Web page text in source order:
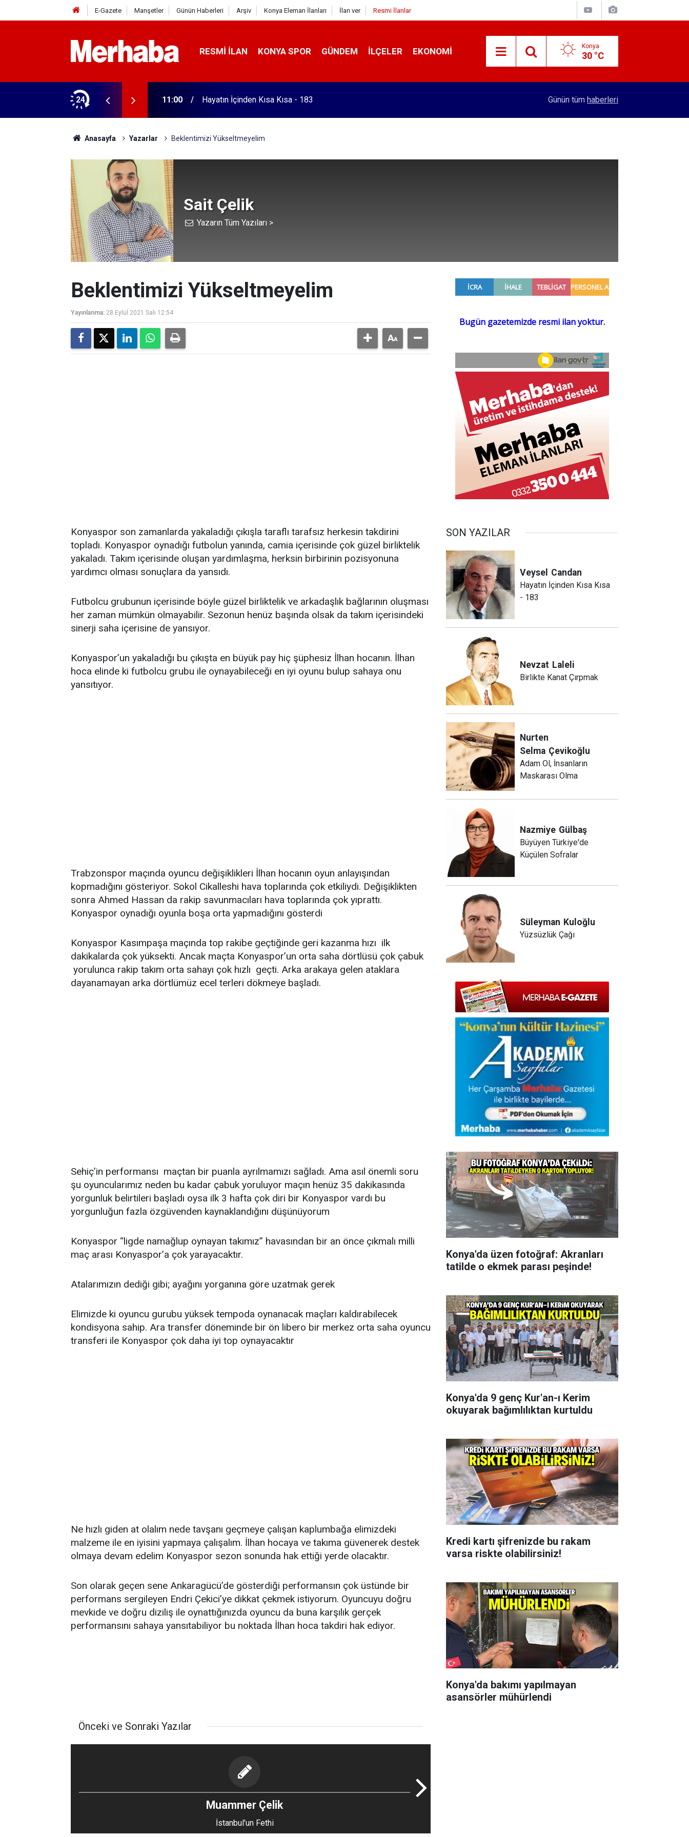
E-Gazete Manşetler Günün Haberleri Arşiv Konya Eleman İlanları İlan ver Resmi İlanlar
RESMI İLAN KONYA SPOR GÜNDEM İLÇELER EKONOMI Konya
30 °C
24
riskte olabilirsiniz! 11:00 Hayatın İçinden Kısa Kısa - 183 Konya'da bakımı yapılmayan asansörler
Günün tüm haberleri
Anasayfa Yazarlar Beklentimizi Yükseltmeyelim
Sait Çelik
Yazarın Tüm Yazıları >
Beklentimizi Yükseltmeyelim
Yayınlanma: 28 Eylül 2021 Salı 12:54
Konyaspor son zamanlarda yakaladığı çıkışla taraflı tarafsız herkesin takdirini
topladı. Konyaspor oynadığı futbolun yanında, camia içerisinde çok güzel birliktelik
yakaladı. Takım içerisinde oluşan yardımlaşma, herksin birbirinin pozisyonuna
yardımcı olması sonuçlara da yansıdı.
Futbolcu grubunun içerisinde böyle güzel birliktelik ve arkadaşlık bağlarının oluşması
her zaman mümkün olmayabilir. Sezonun henüz başında olsak da takım içerisindeki
sinerji saha içerisine de yansıyor.
Konyaspor’un yakaladığı bu çıkışta en büyük pay hiç şüphesiz İlhan hocanın. İlhan
hoca elinde ki futbolcu grubu ile oynayabileceği en iyi oyunu bulup sahaya onu
yansıtıyor.
Trabzonspor maçında oyuncu değişiklikleri İlhan hocanın oyun anlayışından
kopmadığını gösteriyor. Sokol Cikalleshi hava toplarında çok etkiliydi. Değişiklikten
sonra Ahmed Hassan da rakip savunmacıları hava toplarında çok yıprattı.
Konyaspor oynadığı oyunla boşa orta yapmadığını gösterdi
Konyaspor Kasımpaşa maçında top rakibe geçtiğinde geri kazanma hızı ilk
dakikalarda çok yüksekti. Ancak maçta Konyaspor’un orta saha dörtlüsü çok çabuk
yorulunca rakip takım orta sahayı çok hızlı geçti. Arka arakaya gelen ataklara
dayanamayan arka dörtlümüz ecel terleri dökmeye başladı.
Sehiç’in performansı maçtan bir puanla ayrılmamızı sağladı. Ama asıl önemli soru
şu oyuncularımız neden bu kadar çabuk yoruluyor maçın henüz 35 dakikasında
yorgunluk belirtileri başladı oysa ilk 3 hafta çok diri bir Konyaspor vardı bu
yorgunluğun fazla özgüvenden kaynaklandığını düşünüyorum
Konyaspor “ligde namağlup oynayan takımız” havasından bir an önce çıkmalı milli
maç arası Konyaspor’a çok yarayacaktır.
Atalarımızın dediği gibi; ayağını yorganına göre uzatmak gerek
Elimizde ki oyuncu gurubu yüksek tempoda oynanacak maçları kaldırabilecek
kondisyona sahip. Ara transfer döneminde bir ön libero bir merkez orta saha oyuncu
transferi ile Konyaspor çok daha iyi top oynayacaktır
Ne hızlı giden at olalım nede tavşanı geçmeye çalışan kaplumbağa elimizdeki
malzeme ile en iyisini yapmaya çalışalım. İlhan hocaya ve takıma güvenerek destek
olmaya devam edelim Konyaspor sezon sonunda hak ettiği yerde olacaktır.
Son olarak geçen sene Ankaragücü’de gösterdiği performansın çok üstünde bir
performans sergileyen Endri Çekici’ye dikkat çekmek istiyorum. Oyuncuyu doğru
mevkide ve doğru diziliş ile oynattığınızda oyuncu da buna karşılık gerçek
performansını sahaya yansıtabiliyor bu noktada İlhan hoca takdiri hak ediyor.
Önceki ve Sonraki Yazılar
Muammer Çelik
İstanbul'un Fethi
SON YAZILAR
Veysel Candan
Hayatın İçinden Kısa Kısa
- 183
Nevzat Laleli
Birlikte Kanat Çırpmak
Nurten
Selma Çevikoğlu
Adam Ol, İnsanların
Maskarası Olma
Nazmiye Gülbaş
Büyüyen Türkiye'de
Küçülen Sofralar
Süleyman Kuloğlu
Yüzsüzlük Çağı
Konya'da üzen fotoğraf: Akranları
tatilde o ekmek parası peşinde!
Konya'da 9 genç Kur'an-ı Kerim
okuyarak bağımlılıktan kurtuldu
Kredi kartı şifrenizde bu rakam
varsa riskte olabilirsiniz!
Konya'da bakımı yapılmayan
asansörler mühürlendi